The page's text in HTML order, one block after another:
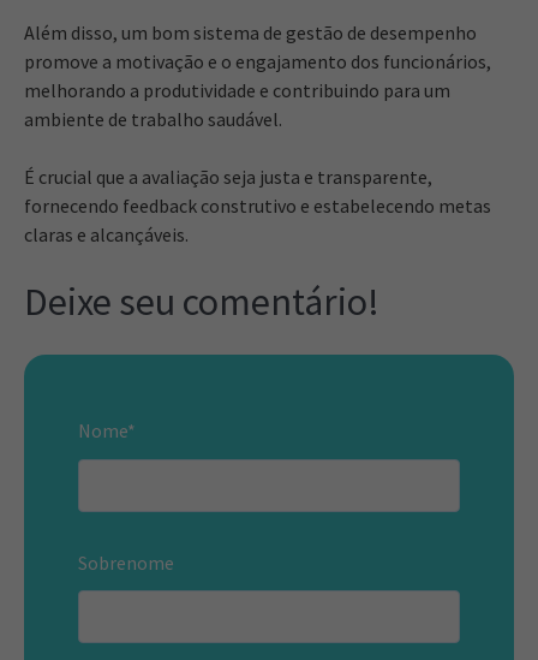
Além disso, um bom sistema de gestão de desempenho
promove a motivação e o engajamento dos funcionários,
melhorando a produtividade e contribuindo para um
ambiente de trabalho saudável.
É crucial que a avaliação seja justa e transparente,
fornecendo feedback construtivo e estabelecendo metas
claras e alcançáveis.
Deixe seu comentário!
Nome*
Sobrenome